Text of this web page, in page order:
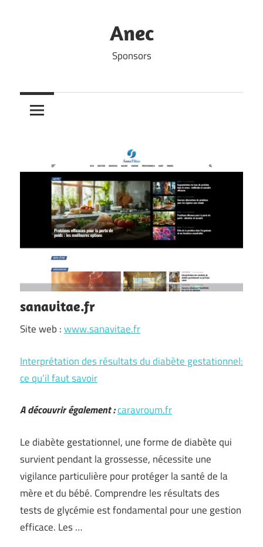
Anec
Sponsors
sanavitae.fr
Site web :www.sanavitae.fr
Interprétation des résultats du diabète gestationnel:
ce qu’il faut savoir
A découvrir également :caravroum.fr
Le diabète gestationnel, une forme de diabète qui
survient pendant la grossesse, nécessite une
vigilance particulière pour protéger la santé de la
mère et du bébé. Comprendre les résultats des
tests de glycémie est fondamental pour une gestion
efficace. Les …